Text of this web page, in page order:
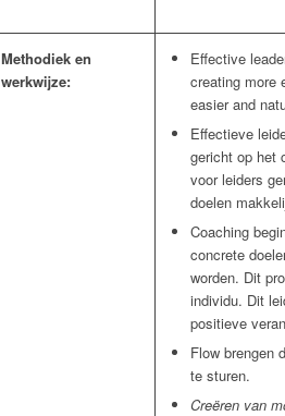
Methodiek en
werkwijze:
Effective
creating more
easier and
Effectieve
gericht op het
voor leiders
doelen
Coaching
concrete
worden. Dit
individu. Dit
positieve
Flow brengen
te sturen.
Creëren van